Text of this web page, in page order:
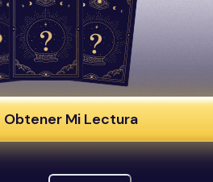
Obtener Mi Lectura